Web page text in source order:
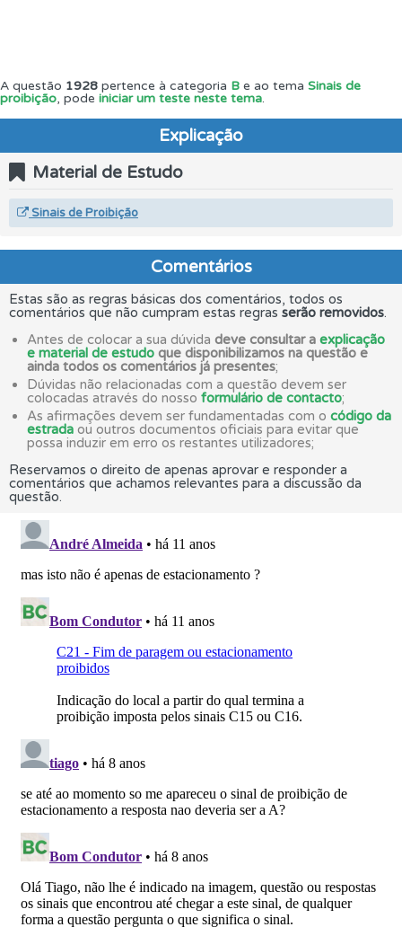
A questão 1928 pertence à categoria B e ao tema Sinais de
proibição, pode iniciar um teste neste tema.
Explicação
Material de Estudo
Sinais de Proibição
Comentários
Estas são as regras básicas dos comentários, todos os
comentários que não cumpram estas regras serão removidos.
Antes de colocar a sua dúvida deve consultar a explicação
e material de estudo que disponibilizamos na questão e
ainda todos os comentários já presentes;
Dúvidas não relacionadas com a questão devem ser
colocadas através do nosso formulário de contacto;
As afirmações devem ser fundamentadas com o código da
estrada ou outros documentos oficiais para evitar que
possa induzir em erro os restantes utilizadores;
Reservamos o direito de apenas aprovar e responder a
comentários que achamos relevantes para a discussão da
questão.